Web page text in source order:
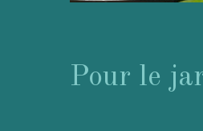
Pour le